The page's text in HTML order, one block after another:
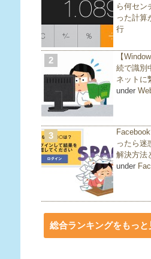
ら何セン
った計算
行
2
【
続で識別
ネットに
under
3
ったら迷
解決方法
under
総合ランキングをもっと